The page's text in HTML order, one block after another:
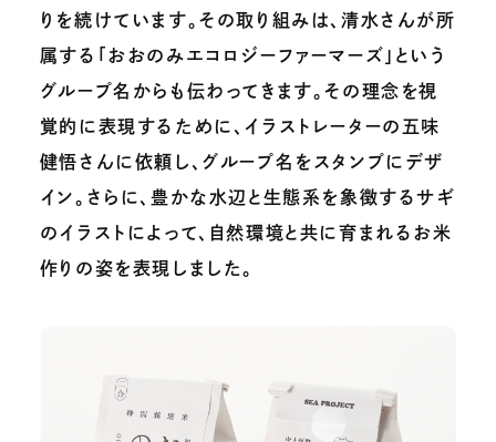
りを続けています。その取り組みは、清水さんが所
属する「おおのみエコロジーファーマーズ」という
グループ名からも伝わってきます。その理念を視
覚的に表現するために、イラストレーターの五味
健悟さんに依頼し、グループ名をスタンプにデザ
イン。さらに、豊かな水辺と生態系を象徴するサギ
のイラストによって、自然環境と共に育まれるお米
作りの姿を表現しました。